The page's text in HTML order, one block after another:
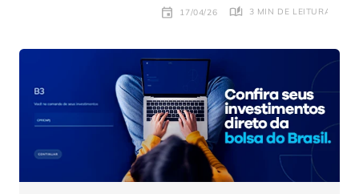
17/04/26 3 MIN DE LEITURA